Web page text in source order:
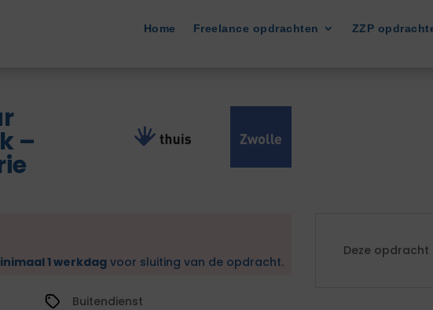
Home Freelance opdrachten ZZP
–
1 werkdagvoor sluiting van de opdracht.
Buitendienst
Deze opdracht